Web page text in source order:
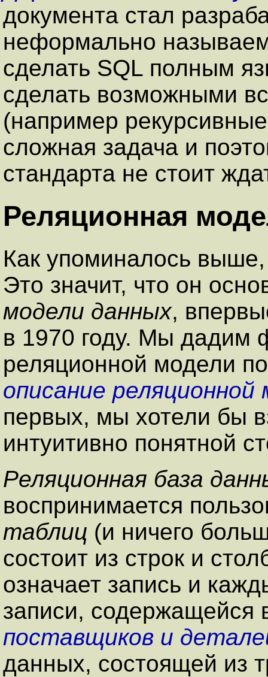
документа стал
неформально
сделать SQL полным
сделать возможными
(например
сложная задача и
стандарта не стоит
Реляционная
Как упоминалось
Это значит, что он
модели данных,
в 1970 году. Мы дадим
реляционной модели
описание
первых, мы хотели бы
интуитивно понятной
Реляционная база
воспринимается
таблиц (и ничего
состоит из строк и
означает запись и
записи, содержащейся
поставщиков и
данных, состоящей из